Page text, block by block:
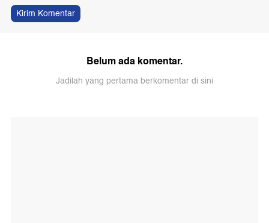
Kirim Komentar
Belum ada komentar.
Jadilah yang pertama berkomentar di sini